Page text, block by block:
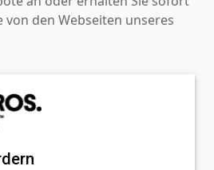
den Webseiten unseres